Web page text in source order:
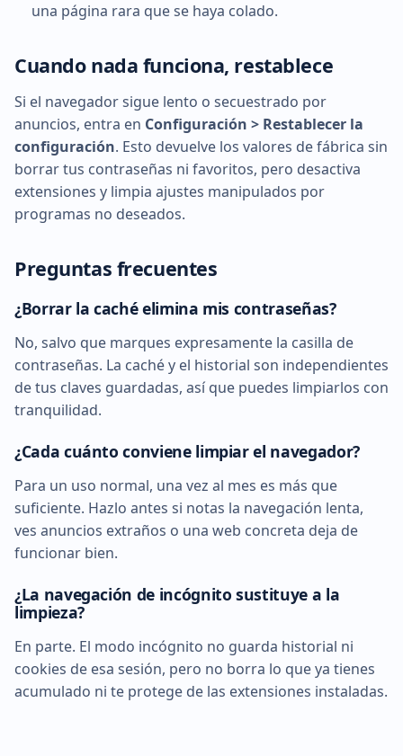
una página rara que se haya colado.
Cuando nada funciona, restablece
Si el navegador sigue lento o secuestrado por
anuncios, entra en Configuración > Restablecer la
configuración. Esto devuelve los valores de fábrica sin
borrar tus contraseñas ni favoritos, pero desactiva
extensiones y limpia ajustes manipulados por
programas no deseados.
Preguntas frecuentes
¿Borrar la caché elimina mis contraseñas?
No, salvo que marques expresamente la casilla de
contraseñas. La caché y el historial son independientes
de tus claves guardadas, así que puedes limpiarlos con
tranquilidad.
¿Cada cuánto conviene limpiar el navegador?
Para un uso normal, una vez al mes es más que
suficiente. Hazlo antes si notas la navegación lenta,
ves anuncios extraños o una web concreta deja de
funcionar bien.
¿La navegación de incógnito sustituye a la
limpieza?
En parte. El modo incógnito no guarda historial ni
cookies de esa sesión, pero no borra lo que ya tienes
acumulado ni te protege de las extensiones instaladas.